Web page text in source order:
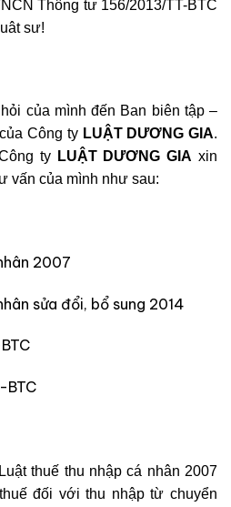
Thông tư 156/2013/TT-BTC
sư!
của mình đến Ban biên tập –
Công ty LUẬT DƯƠNG GIA.
ty LUẬT DƯƠNG GIA xin
vấn của mình như sau:
2007
sửa đổi, bổ sung 2014
BTC
thuế thu nhập cá nhân 2007
đối với thu nhập từ chuyển